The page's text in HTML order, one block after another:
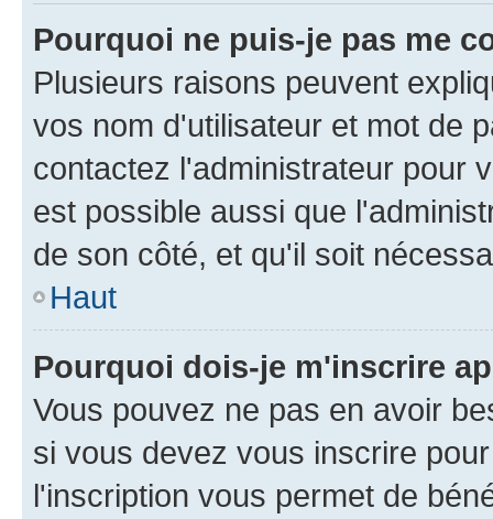
Pourquoi ne puis-je pas me
Plusieurs raisons peuvent
vos nom d'utilisateur et mot de
contactez l'administrateur pour
est possible aussi que
de son côté, et qu'il soit
Haut
Pourquoi dois-je m'inscrire
Vous pouvez ne pas en avoir
si vous devez vous inscrire
l'inscription vous permet de